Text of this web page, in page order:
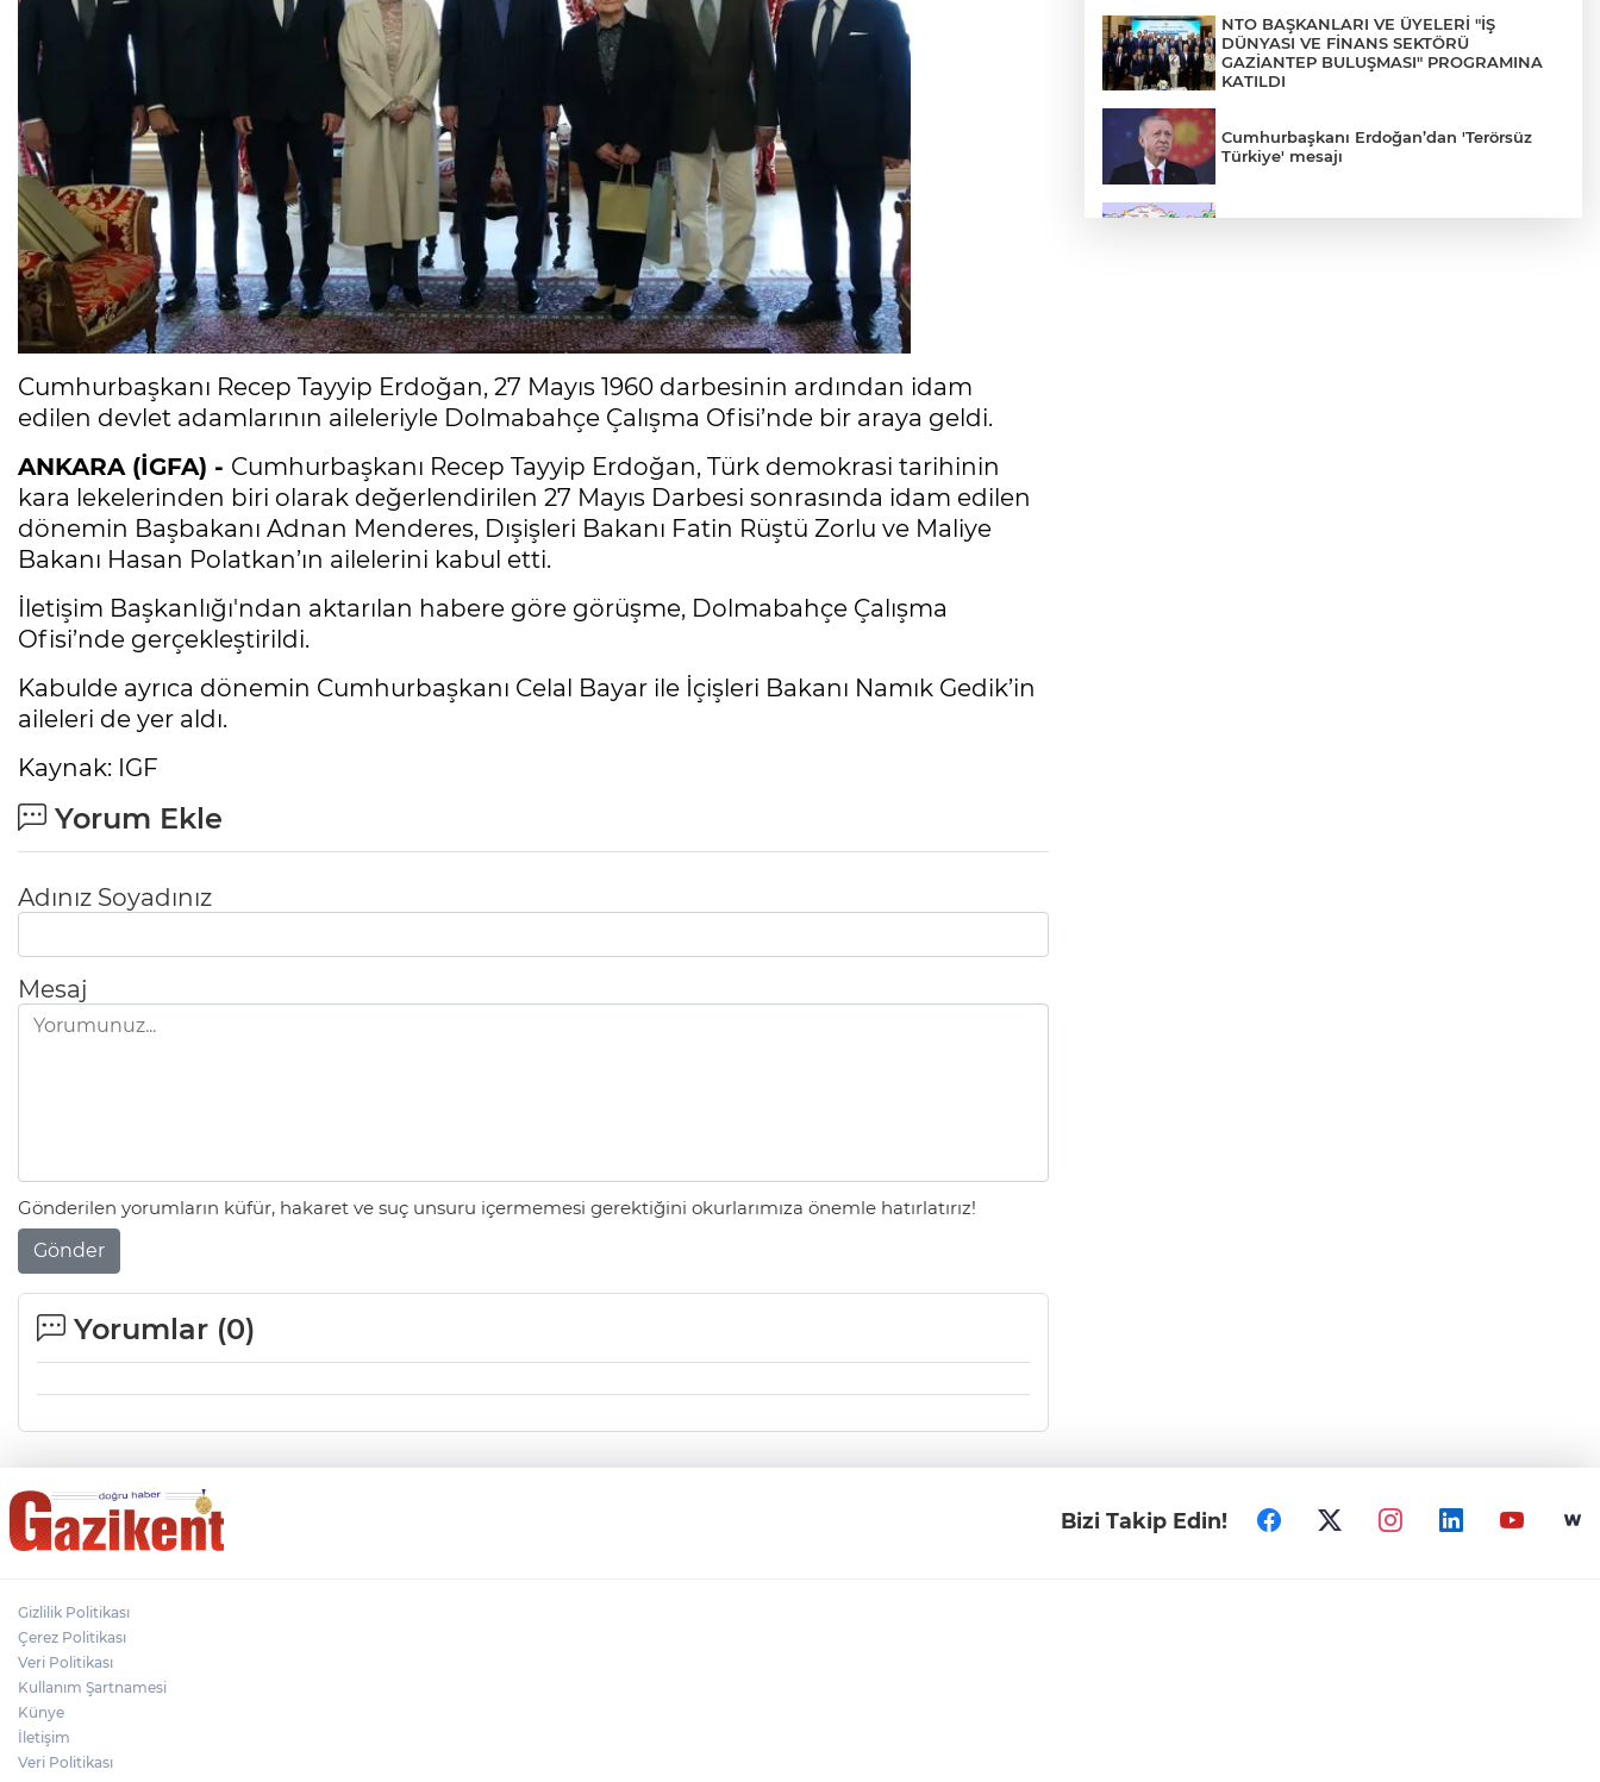
Cumhurbaşkanı Recep Tayyip Erdoğan, 27 Mayıs 1960 darbesinin ardından idam
edilen devlet adamlarının aileleriyle Dolmabahçe Çalışma Ofisi’nde bir araya geldi.
ANKARA (İGFA) - Cumhurbaşkanı Recep Tayyip Erdoğan, Türk demokrasi tarihinin
kara lekelerinden biri olarak değerlendirilen 27 Mayıs Darbesi sonrasında idam edilen
dönemin Başbakanı Adnan Menderes, Dışişleri Bakanı Fatin Rüştü Zorlu ve Maliye
Bakanı Hasan Polatkan’ın ailelerini kabul etti.
İletişim Başkanlığı'ndan aktarılan habere göre görüşme, Dolmabahçe Çalışma
Ofisi’nde gerçekleştirildi.
Kabulde ayrıca dönemin Cumhurbaşkanı Celal Bayar ile İçişleri Bakanı Namık Gedik’in
aileleri de yer aldı.
Kaynak: IGF
Yorum Ekle
Adınız Soyadınız
Mesaj
Gönderilen yorumların küfür, hakaret ve suç unsuru içermemesi gerektiğini okurlarımıza önemle hatırlatırız!
Gönder
Yorumlar (0)
NTO BAŞKANLARI VE ÜYELERİ "İŞ
DÜNYASI VE FİNANS SEKTÖRÜ
GAZİANTEP BULUŞMASI" PROGRAMINA
KATILDI
Cumhurbaşkanı Erdoğan’dan 'Terörsüz
Türkiye' mesajı
Bizi Takip Edin!
Gizlilik Politikası
Çerez Politikası
Veri Politikası
Kullanım Şartnamesi
Künye
İletişim
Veri Politikası